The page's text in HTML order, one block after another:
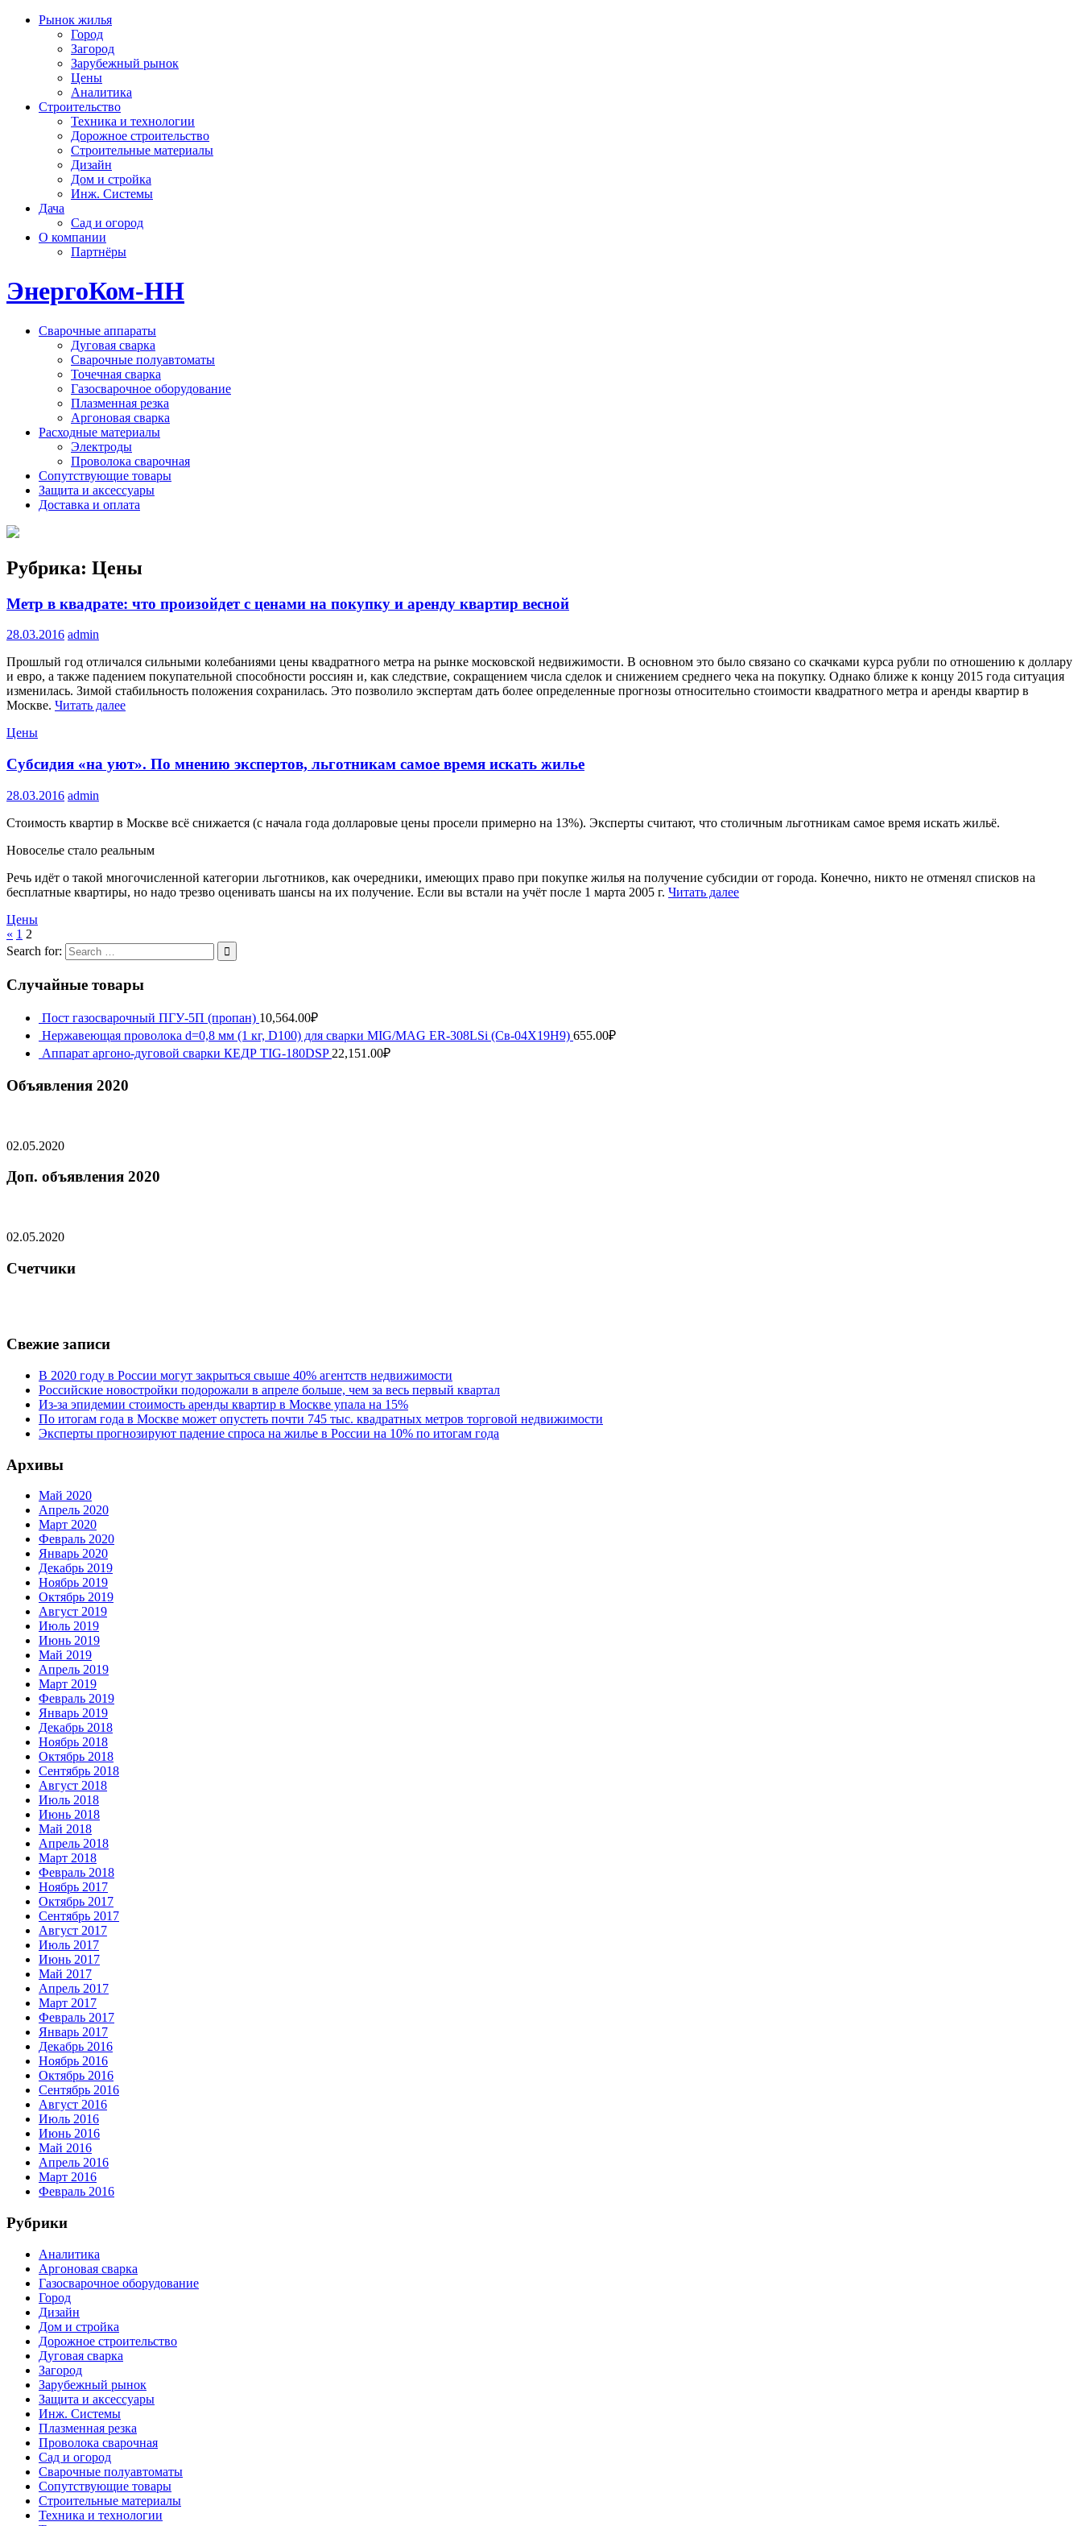
Рынок жилья
Город
Загород
Зарубежный рынок
Цены
Аналитика
Строительство
Техника и технологии
Дорожное строительство
Строительные материалы
Дизайн
Дом и стройка
Инж. Системы
Дача
Сад и огород
О компании
Партнёры
ЭнергоКом-НН
Сварочные аппараты
Дуговая сварка
Сварочные полуавтоматы
Точечная сварка
Газосварочное оборудование
Плазменная резка
Аргоновая сварка
Расходные материалы
Электроды
Проволока сварочная
Сопутствующие товары
Защита и аксессуары
Доставка и оплата
Рубрика: Цены
Метр в квадрате: что произойдет с ценами на покупку и аренду квартир весной
28.03.2016 admin
Прошлый год отличался сильными колебаниями цены квадратного метра на рынке московской недвижимости. В основном это было связано со скачками курса рубли по отношению к доллару
и евро, а также падением покупательной способности россиян и, как следствие, сокращением числа сделок и снижением среднего чека на покупку. Однако ближе к концу 2015 года ситуация
изменилась. Зимой стабильность положения сохранилась. Это позволило экспертам дать более определенные прогнозы относительно стоимости квадратного метра и аренды квартир в
Москве. Читать далее
Цены
Субсидия «на уют». По мнению экспертов, льготникам самое время искать жилье
28.03.2016 admin
Стоимость квартир в Москве всё снижается (с начала года долларовые цены просели примерно на 13%). Эксперты считают, что столичным льготникам самое время искать жильё.
Новоселье стало реальным
Речь идёт о такой многочисленной категории льготников, как очередники, имеющих право при покупке жилья на получение субсидии от города. Конечно, никто не отменял списков на
бесплатные квартиры, но надо трезво оценивать шансы на их получение. Если вы встали на учёт после 1 марта 2005 г. Читать далее
Цены
« 1 2
Search for:
Случайные товары
Пост газосварочный ПГУ-5П (пропан) 10,564.00₽
Нержавеющая проволока d=0,8 мм (1 кг, D100) для сварки MIG/MAG ER-308LSi (Св-04Х19Н9) 655.00₽
Аппарат аргоно-дуговой сварки КЕДР TIG-180DSP 22,151.00₽
Объявления 2020
02.05.2020
Доп. объявления 2020
02.05.2020
Счетчики
Свежие записи
В 2020 году в России могут закрыться свыше 40% агентств недвижимости
Российские новостройки подорожали в апреле больше, чем за весь первый квартал
Из-за эпидемии стоимость аренды квартир в Москве упала на 15%
По итогам года в Москве может опустеть почти 745 тыс. квадратных метров торговой недвижимости
Эксперты прогнозируют падение спроса на жилье в России на 10% по итогам года
Архивы
Май 2020
Апрель 2020
Март 2020
Февраль 2020
Январь 2020
Декабрь 2019
Ноябрь 2019
Октябрь 2019
Август 2019
Июль 2019
Июнь 2019
Май 2019
Апрель 2019
Март 2019
Февраль 2019
Январь 2019
Декабрь 2018
Ноябрь 2018
Октябрь 2018
Сентябрь 2018
Август 2018
Июль 2018
Июнь 2018
Май 2018
Апрель 2018
Март 2018
Февраль 2018
Ноябрь 2017
Октябрь 2017
Сентябрь 2017
Август 2017
Июль 2017
Июнь 2017
Май 2017
Апрель 2017
Март 2017
Февраль 2017
Январь 2017
Декабрь 2016
Ноябрь 2016
Октябрь 2016
Сентябрь 2016
Август 2016
Июль 2016
Июнь 2016
Май 2016
Апрель 2016
Март 2016
Февраль 2016
Рубрики
Аналитика
Аргоновая сварка
Газосварочное оборудование
Город
Дизайн
Дом и стройка
Дорожное строительство
Дуговая сварка
Загород
Зарубежный рынок
Защита и аксессуары
Инж. Системы
Плазменная резка
Проволока сварочная
Сад и огород
Сварочные полуавтоматы
Сопутствующие товары
Строительные материалы
Техника и технологии